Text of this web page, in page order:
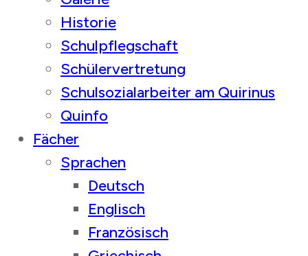
Historie
Schulpflegschaft
Schülervertretung
Schulsozialarbeiter am Quirinus
Quinfo
Fächer
Sprachen
Deutsch
Englisch
Französisch